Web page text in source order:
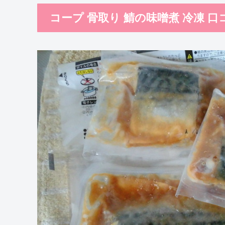
コープ 骨取り 鯖の味噌煮 冷凍 口